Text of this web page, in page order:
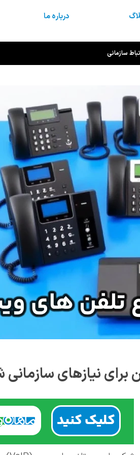
درباره ما
سازمانی
برای نیازهای سازمانی